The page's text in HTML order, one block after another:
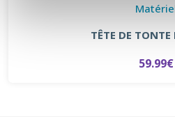
TÊTE DE TONTE
59.99€